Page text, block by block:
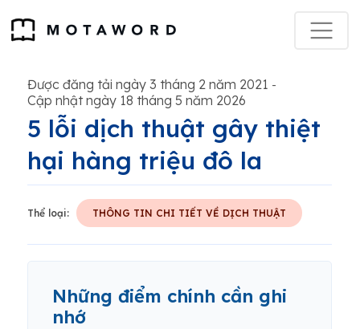
Được đăng tải ngày 3 tháng 2 năm 2021 -
Cập nhật ngày 18 tháng 5 năm 2026
5 lỗi dịch thuật gây thiệt
hại hàng triệu đô la
Thể loại: THÔNG TIN CHI TIẾT VỀ DỊCH THUẬT
Những điểm chính cần ghi
nhớ